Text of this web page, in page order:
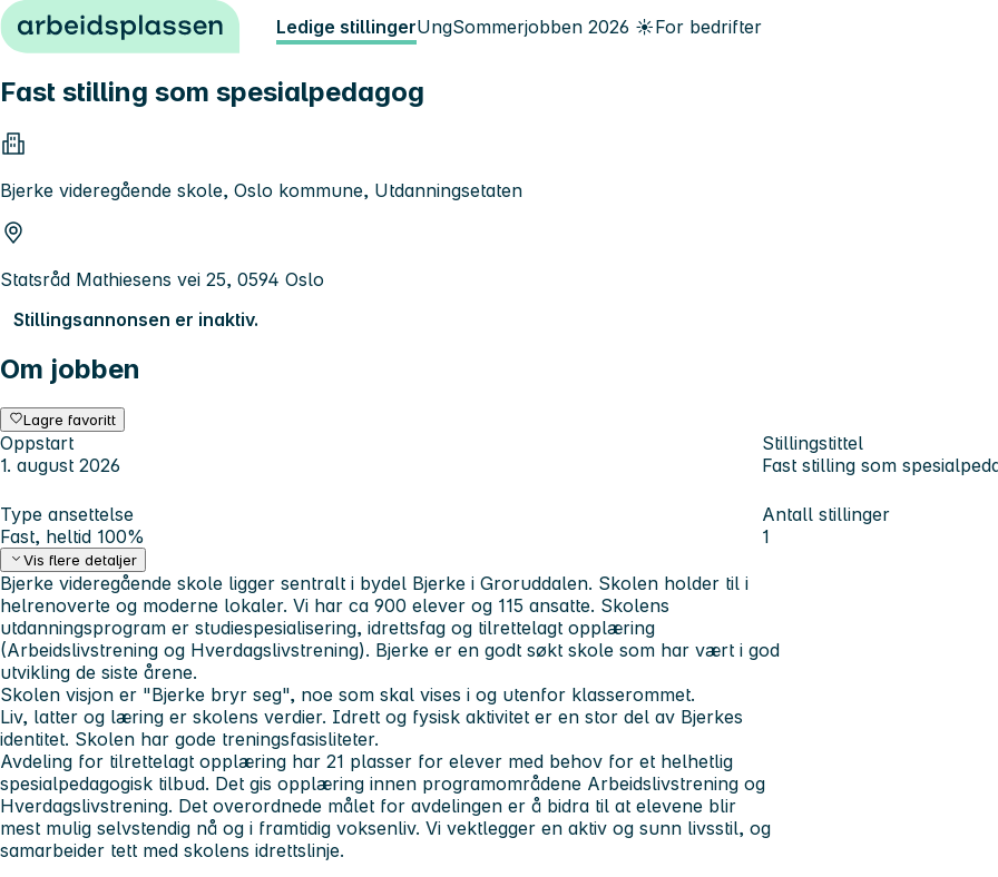
Hopp til innhold Ledige stillingerUngSommerjobben 2026 ☀️For bedrifter
Fast stilling som spesialpedagog
Bjerke videregående skole, Oslo kommune, Utdanningsetaten
Statsråd Mathiesens vei 25, 0594 Oslo
Stillingsannonsen er inaktiv.
Om jobben
Lagre favoritt
Oppstart
1. august 2026
Stillingstittel
Fast stilling som
Type ansettelse
Fast, heltid 100%
Antall stillinger
1
Vis flere detaljer
Bjerke videregående skole ligger sentralt i bydel Bjerke i Groruddalen. Skolen holder til i
helrenoverte og moderne lokaler. Vi har ca 900 elever og 115 ansatte. Skolens
utdanningsprogram er studiespesialisering, idrettsfag og tilrettelagt opplæring
(Arbeidslivstrening og Hverdagslivstrening). Bjerke er en godt søkt skole som har vært i god
utvikling de siste årene.
Skolen visjon er "Bjerke bryr seg", noe som skal vises i og utenfor klasserommet.
Liv, latter og læring er skolens verdier. Idrett og fysisk aktivitet er en stor del av Bjerkes
identitet. Skolen har gode treningsfasisliteter.
Avdeling for tilrettelagt opplæring har 21 plasser for elever med behov for et helhetlig
spesialpedagogisk tilbud. Det gis opplæring innen programområdene Arbeidslivstrening og
Hverdagslivstrening. Det overordnede målet for avdelingen er å bidra til at elevene blir
mest mulig selvstendig nå og i framtidig voksenliv. Vi vektlegger en aktiv og sunn livsstil, og
samarbeider tett med skolens idrettslinje.